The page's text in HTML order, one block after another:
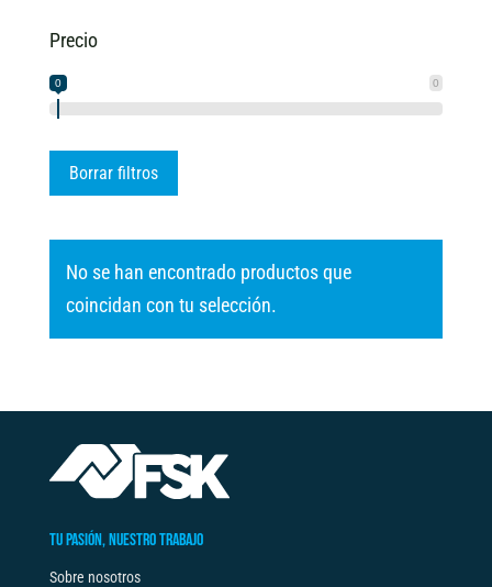
Precio
0
0
Borrar filtros
No se han encontrado productos que
coincidan con tu selección.
TU PASIÓN, NUESTRO TRABAJO
Sobre nosotros